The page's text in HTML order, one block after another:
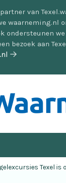
van
waarneming.nl
ondersteunen
bezoek aan
Texel is